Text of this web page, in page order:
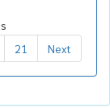
21 Next